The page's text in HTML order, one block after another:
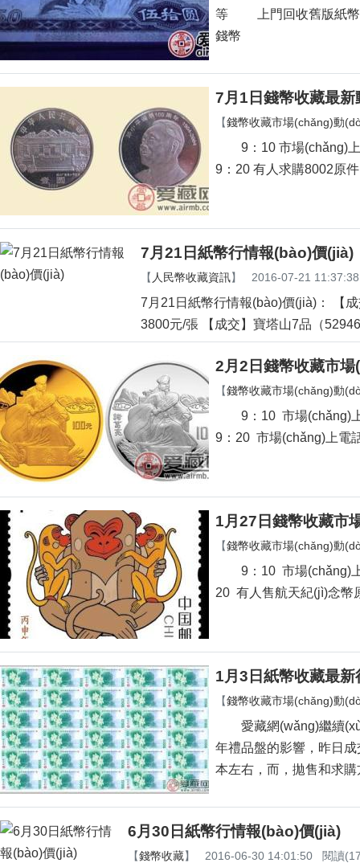
等 上門回收舊版紙幣等
錢幣
7月1日錢幣收藏最
【錢幣收藏市場(chǎng)動
9：10 市場(chǎng)上
9：20 有人求購8002原
7月21日紙幣行情報(bào)價(jià)
【 人民幣收藏資訊】 2016-07-21 11:37:38
7月21日紙幣行情報(bào)價(jià)： 【
3800元/張 【成交】寶塔山7品（
2月2日錢幣收藏市
【錢幣收藏市場(chǎng)動
9：10 市場(chǎng)上
9：20 市場(chǎng)上電
1月27日錢幣收藏市
【錢幣收藏市場(chǎng)動
9：10 市場(chǎng)上
20 有人售航天紀(jì)念幣
1月3日紙幣收藏最新
【錢幣收藏市場(chǎng)動
愛藏網(wǎng)繼續(xù)
年禮品盤的影響，昨日成
本左右，而，拋售和
6月30日紙幣行情報(bào)價(jià)
【錢幣收藏】 2016-06-30 14:01:50 閱讀